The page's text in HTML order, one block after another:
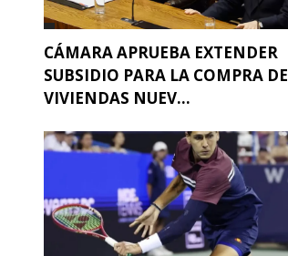
CÁMARA APRUEBA EXTENDER
SUBSIDIO PARA LA COMPRA DE
VIVIENDAS NUEV...